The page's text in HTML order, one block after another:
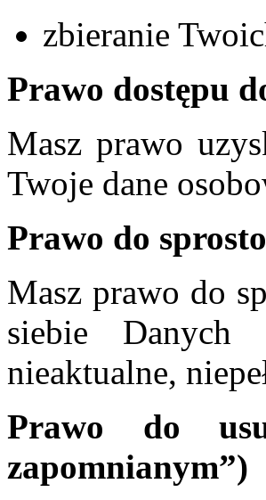
zbieranie
Prawo dostępu
Masz prawo
Twoje dane
Prawo do
Masz prawo do
siebie Danych
nieaktualne,
Prawo do
zapomnianym”)